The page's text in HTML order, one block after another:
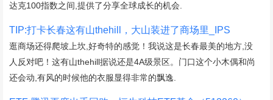
达克100指数之间,提供了分享全球成长的机会.
TIP:打卡长春这有山thehill，大山装进了商场里_IPS
逛商场还得爬坡上坎,好奇特的感觉！我说这是长春最美的地方,没
人反对吧！这有山thehill据说还是4A级景区。门口这个小木偶和尚
还会动,有风的时候他的衣服显得非常的飘逸.